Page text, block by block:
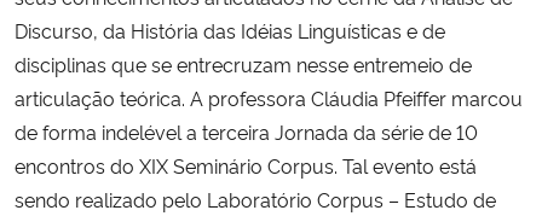
Ministério do Turismo
Ministério do Desenvolvimento Regional
Discurso, da História das Idéias Linguísticas e de
disciplinas que se entrecruzam nesse entremeio de
articulação teórica. A professora Cláudia Pfeiffer marcou
de forma indelével a terceira Jornada da série de 10
encontros do XIX Seminário Corpus. Tal evento está
sendo realizado pelo Laboratório Corpus – Estudo de